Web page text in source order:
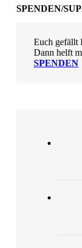
SPENDEN/
Euch gefällt
Dann helft
SPENDEN